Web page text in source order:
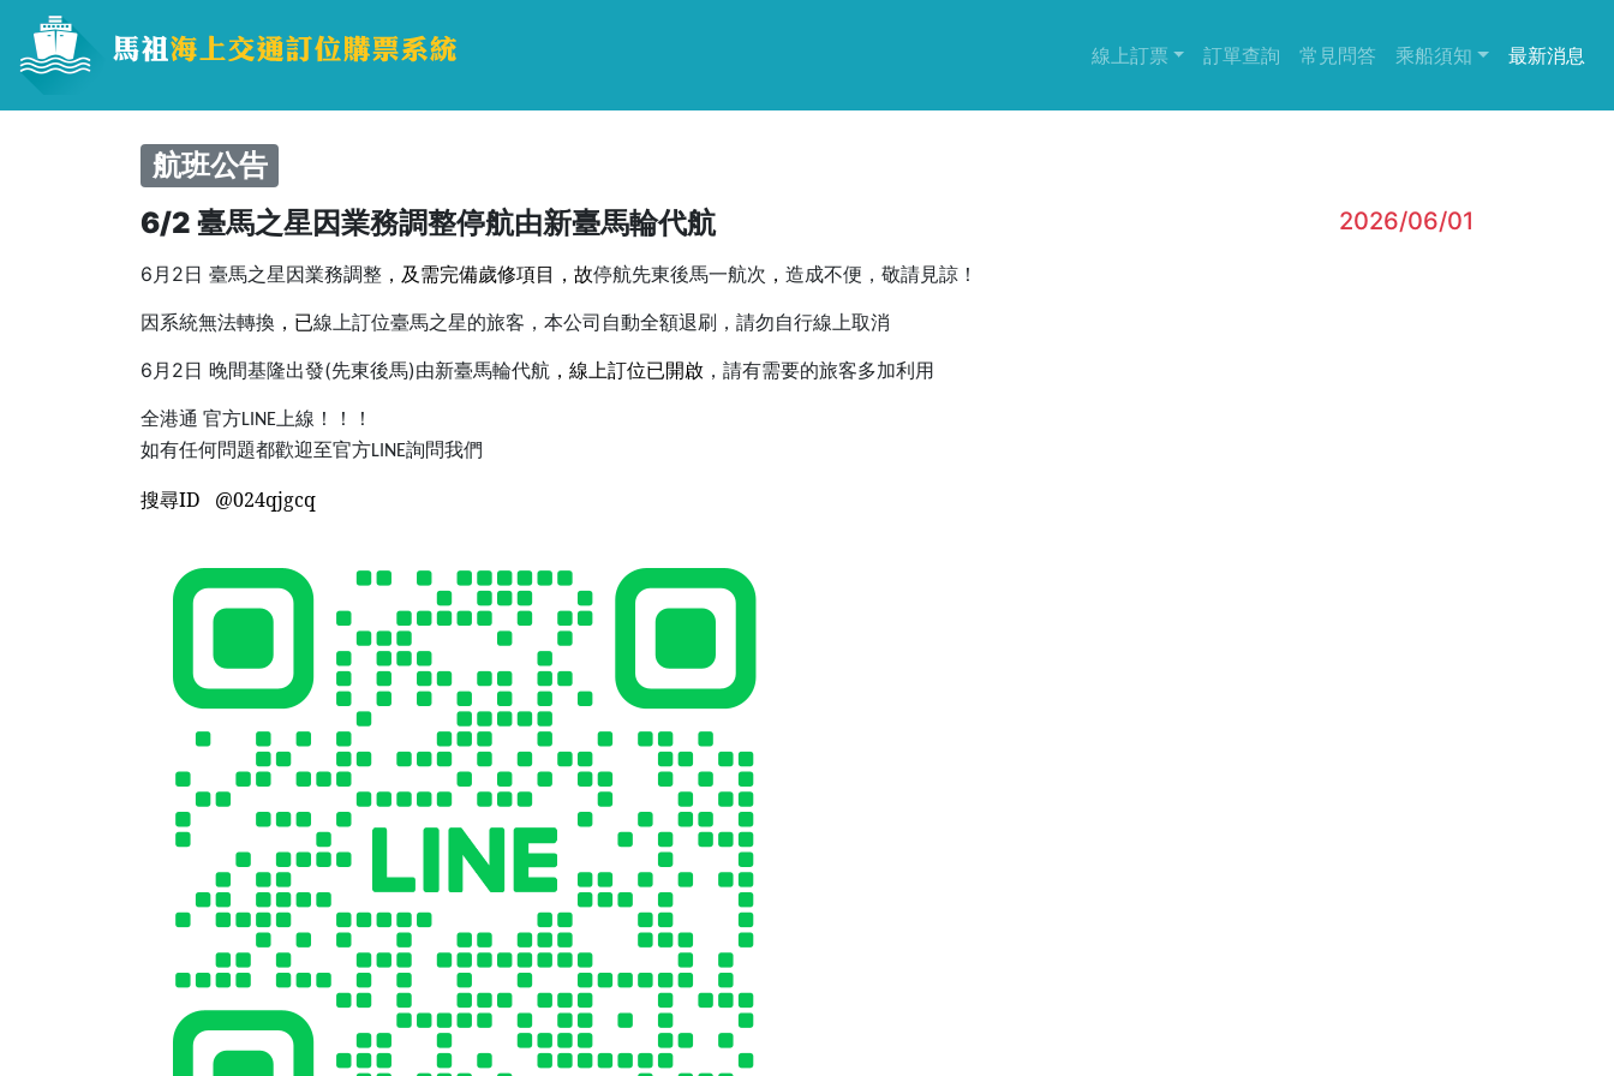
線上訂票(current)
訂單查詢 常見問答 乘船須知 (current)
最新消息
航班公告
2026/06/01
6/2 臺馬之星因業務調整停航由新臺馬輪代航
6月2日 臺馬之星因業務調整 ，及需完備歲修項目，故停航先東後馬一航次 ， 造成不便，敬請見諒！
因系統無法轉換 ，已線上訂位臺馬之星的旅客，本公司自動全額退刷，請勿自行線上取消
6月2日 晚間基隆出發(先東後馬)由新臺馬輪代航 ，線上訂位已開啟 ，請有需要的旅客多加利用
全港通 官方LINE上線！！！
如有任何問題都歡迎至官方LINE詢問我們
搜尋ID @024qjgcq